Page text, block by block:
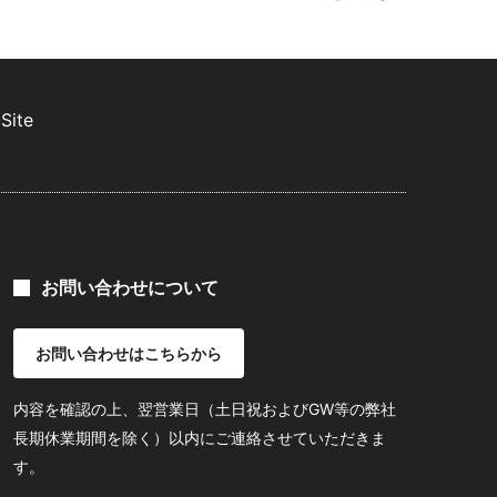
お問い合わせについて
お問い合わせはこちらから
内容を確認の上、翌営業日（土日祝およびGW等の弊社
長期休業期間を除く）以内にご連絡させていただきま
す。